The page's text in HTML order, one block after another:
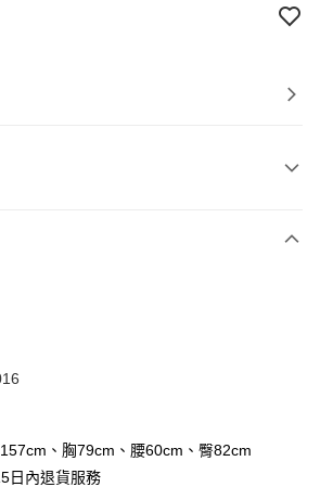
、胸79cm、腰60cm、臀82cm
日內退貨服務